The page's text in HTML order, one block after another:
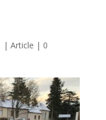
| Article | 0